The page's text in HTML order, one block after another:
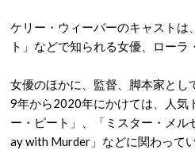
ケリー・ウィーバーのキャストは
ト」などで知られる女優、ローラ
女優のほかに、監督、脚本家とし
9年から2020年にかけては、人気
ー・ピート」、「ミスター・メ
ay with Murder」などに関わってい